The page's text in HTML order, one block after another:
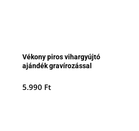
Vékony piros vihargyújtó
ajándék gravírozással
5.990 Ft